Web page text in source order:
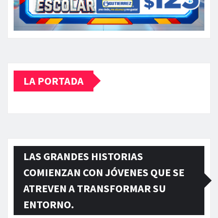
LA PORTADA
LAS GRANDES HISTORIAS
COMIENZAN CON JÓVENES QUE SE
ATREVEN A TRANSFORMAR SU
ENTORNO.